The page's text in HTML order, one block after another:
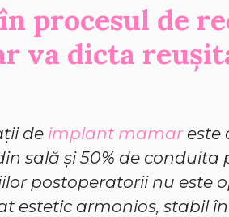
procesul de
va dicta
de implant mamareste
sală și 50% de
postoperatorii nu este
estetic armonios, stabil